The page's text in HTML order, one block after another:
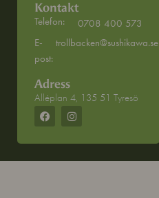
Kontakt
Telefon:
0708 400 573
E-
post:
trollbacken@sushikawa.se
Adress
Alléplan 4, 135 51 Tyresö